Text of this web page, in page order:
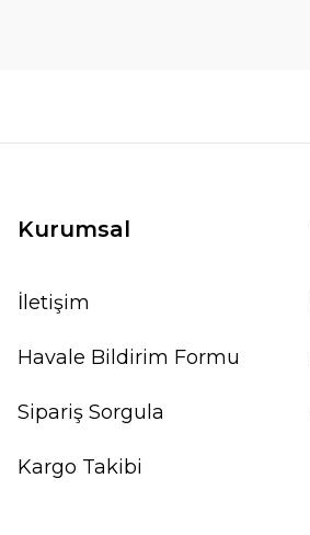
Kurumsal
İletişim
Havale Bildirim Formu
Sipariş Sorgula
Kargo Takibi